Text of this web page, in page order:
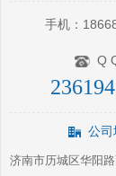
手机：
Q
公司
济南市历城区华阳